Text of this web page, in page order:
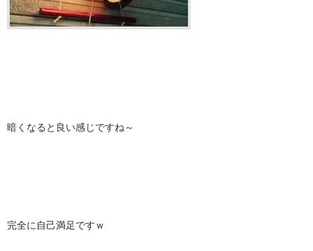
暗くなると良い感じですね～
完全に自己満足ですｗ